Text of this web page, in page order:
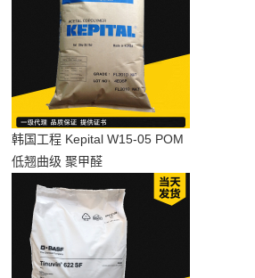
韩国工程 Kepital W15-05 POM
低翘曲级 聚甲醛